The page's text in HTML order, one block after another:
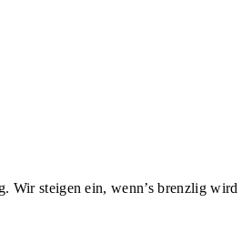
Wir steigen ein, wenn’s brenzlig wird